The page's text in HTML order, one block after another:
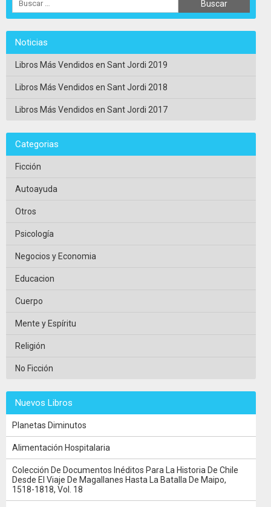
Noticias
Libros Más Vendidos en Sant Jordi 2019
Libros Más Vendidos en Sant Jordi 2018
Libros Más Vendidos en Sant Jordi 2017
Categorias
Ficción
Autoayuda
Otros
Psicología
Negocios y Economia
Educacion
Cuerpo
Mente y Espíritu
Religión
No Ficción
Nuevos Libros
Planetas Diminutos
Alimentación Hospitalaria
Colección De Documentos Inéditos Para La Historia De Chile
Desde El Viaje De Magallanes Hasta La Batalla De Maipo,
1518-1818, Vol. 18